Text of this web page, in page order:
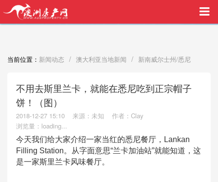
买家中介VIP服务，助您安心购房
当前位置： 新闻动态 / 澳大利亚当地新闻 / 新南威尔士州/悉尼
不用去斯里兰卡，就能在悉尼吃到正宗帽子
饼！（图）
2018-12-27 15:10 来源：未知
作者：Clay
浏览量： loading...
今天我们给大家介绍一家当红的悉尼餐厅，Lankan
Filling Station。从字面意思“兰卡加油站”就能知道，这
是一家斯里兰卡风味餐厅。